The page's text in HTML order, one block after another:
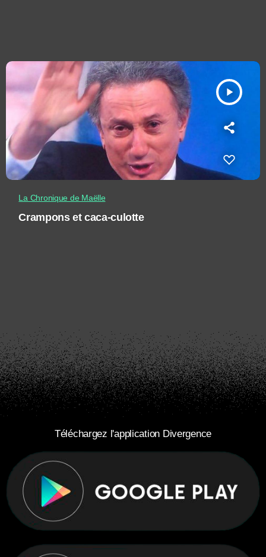
play_arrow
La Chronique de Maëlle
Crampons et caca-culotte
Téléchargez l'application Divergence